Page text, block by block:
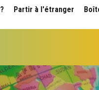
Partir à l'étranger